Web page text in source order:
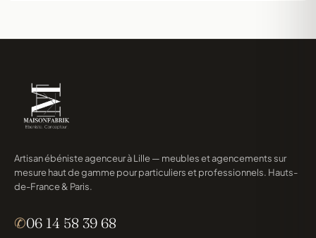
Artisan ébéniste agenceur à Lille — meubles et agencements sur
mesure haut de gamme pour particuliers et professionnels. Hauts-
de-France & Paris.
✆06 14 58 39 68